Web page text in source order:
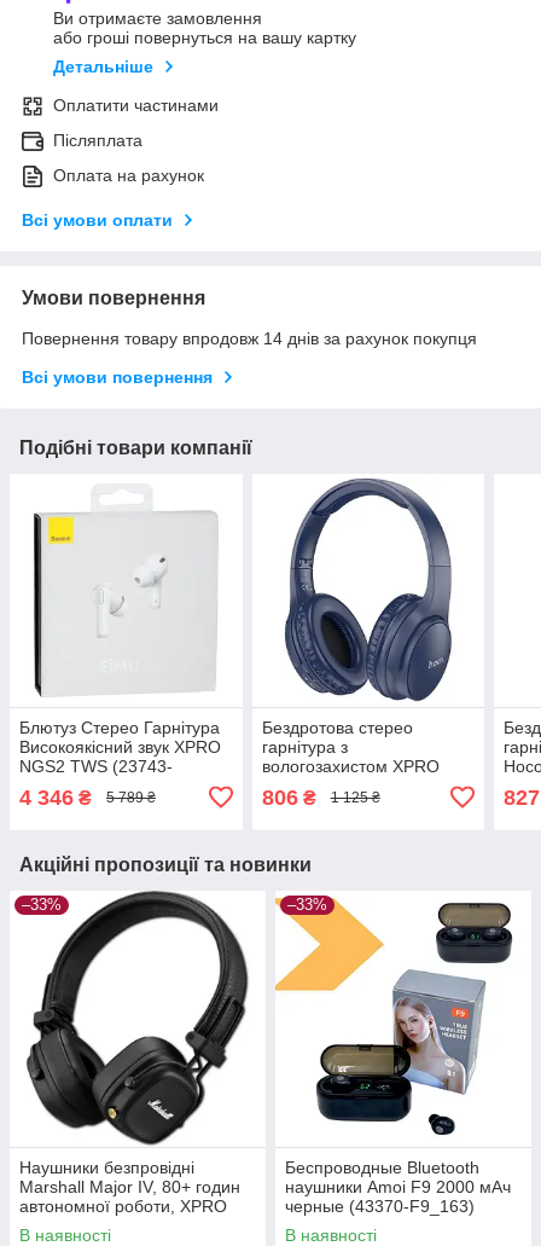
Ви отримаєте замовлення
або гроші повернуться на вашу картку
Детальніше
Оплатити частинами
Післяплата
Оплата на рахунок
Всі умови оплати
Умови повернення
Повернення товару впродовж 14 днів за рахунок покупця
Всі умови повернення
Подібні товари компанії
Блютуз Стерео Гарнітура
Високоякісний звук XPRO
NGS2 TWS (23743-
4 346 ₴ 5 789 ₴
Бездротова стерео
гарнітура з
вологозахистом XPRO
806₴ 1 125 ₴ 827
Акційні пропозиції та новинки
–33%
Наушники безпровідні
Marshall Major IV, 80+ годин
автономної роботи, XPRO
(44691-_291)
В наявності
–33%
Беспроводные Bluetooth
наушники Amoi F9 2000 мАч
черные (43370-F9_163)
В наявності